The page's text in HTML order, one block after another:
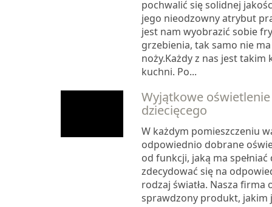
pochwalić się solidnej
jego nieodzowny atrybut
jest nam wyobrazić sobie
grzebienia, tak samo nie
noży.Każdy z nas jest
kuchni. Po...
Wyjątkowe
dziecięcego
W każdym pomieszczeniu
odpowiednio dobrane
od funkcji, jaką ma
zdecydować się na
rodzaj światła. Nasza firma
sprawdzony produkt, jakim